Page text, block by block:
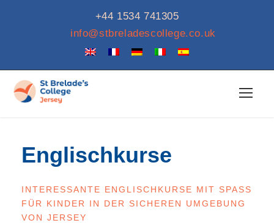
+44 1534 741305
info@stbreladescollege.co.uk
Englischkurse
INTERESSANTE ENGLISCHKURSE MIT SPASS F
ÜR KINDER IN DER SICHEREN UMGEBUNG V
ON JERSEY